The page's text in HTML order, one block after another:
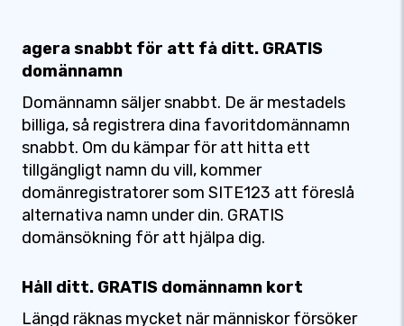
agera snabbt för att få ditt. GRATIS
domännamn
Domännamn säljer snabbt. De är mestadels
billiga, så registrera dina favoritdomännamn
snabbt. Om du kämpar för att hitta ett
tillgängligt namn du vill, kommer
domänregistratorer som SITE123 att föreslå
alternativa namn under din. GRATIS
domänsökning för att hjälpa dig.
Håll ditt. GRATIS domännamn kort
Längd räknas mycket när människor försöker